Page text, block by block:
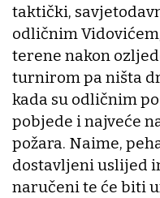
taktički,
odličnim
terene nakon
turnirom pa ništa
kada su odličnim
pobjede i najveće
požara. Naime,
dostavljeni uslijed
naručeni te će biti